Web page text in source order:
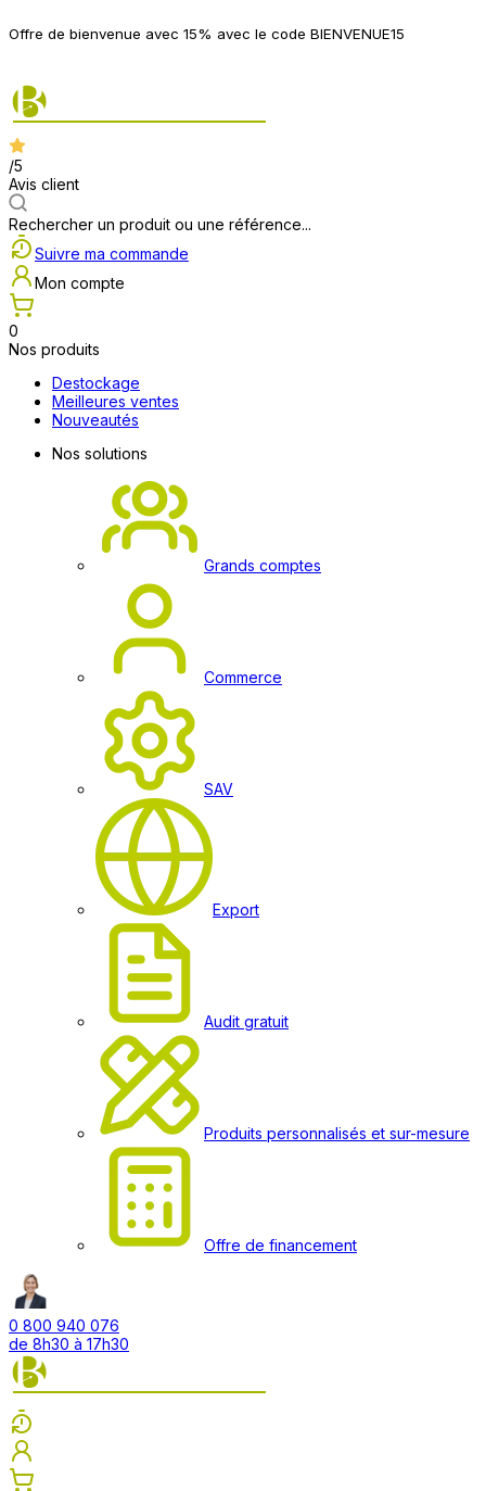
Offre de bienvenue avec 15% avec le code BIENVENUE15
/5
Avis client
Rechercher un produit ou une référence...
Suivre ma commande
Mon compte
0
Nos produits
Destockage
Meilleures ventes
Nouveautés
Nos solutions
Grands comptes
Commerce
SAV
Export
Audit gratuit
Produits personnalisés et sur-mesure
Offre de financement
0 800 940 076
de 8h30 à 17h30